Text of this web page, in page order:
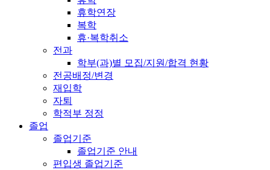
휴학연장
복학
휴·복학취소
전과
학부(과)별 모집/지원/합격 현황
전공배정/변경
재입학
자퇴
학적부 정정
졸업
졸업기준
졸업기준 안내
편입생 졸업기준